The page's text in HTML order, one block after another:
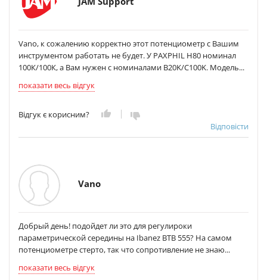
Vano, к сожалению корректно этот потенциометр с Вашим
инструментом работать не будет. У PAXPHIL H80 номинал
100К/100К, а Вам нужен с номиналами B20K/C100K. Модель...
показати весь відгук
Відгук є корисним?
Відповісти
Vano
Добрый день! подойдет ли это для регулироки
параметрической середины на Ibanez BTB 555? На самом
потенциометре стерто, так что сопротивление не знаю...
показати весь відгук